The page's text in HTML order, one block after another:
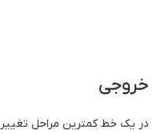
خروجی
در یک خط کمترین مراحل